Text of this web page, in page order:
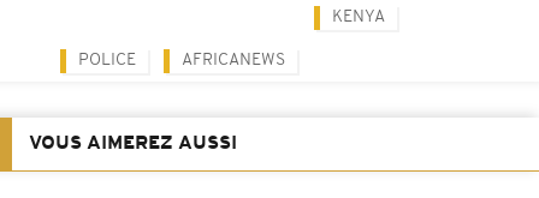
KENYA
POLICE AFRICANEWS
VOUS AIMEREZ AUSSI